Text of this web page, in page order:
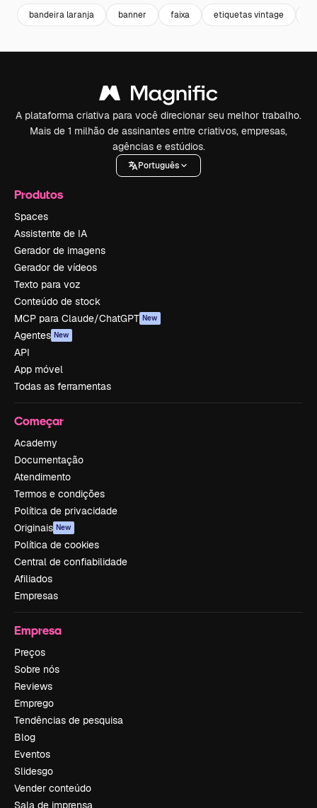
bandeira laranja banner faixa etiquetas vintage
A plataforma criativa para você direcionar seu melhor trabalho.
Mais de 1 milhão de assinantes entre criativos, empresas,
agências e estúdios.
Português
Produtos
Spaces
Assistente de IA
Gerador de imagens
Gerador de vídeos
Texto para voz
Conteúdo de stock
MCP para Claude/ChatGPT New
Agentes New
API
App móvel
Todas as ferramentas
Começar
Academy
Documentação
Atendimento
Termos e condições
Política de privacidade
Originais New
Política de cookies
Central de confiabilidade
Afiliados
Empresas
Empresa
Preços
Sobre nós
Reviews
Emprego
Tendências de pesquisa
Blog
Eventos
Slidesgo
Vender conteúdo
Sala de imprensa